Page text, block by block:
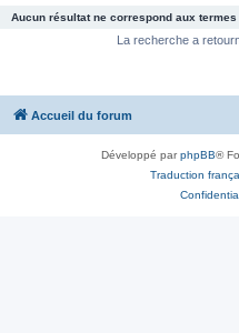
Aucun résultat ne correspond aux
La recherche a
Accueil du forum
Développé parphpBB®
Traduction